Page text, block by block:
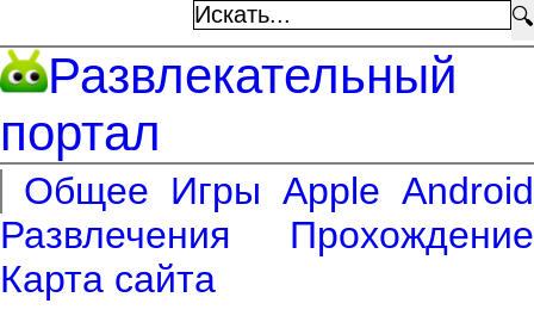
🔍
Развлекательный
портал
Общее Игры Apple Android
Развлечения
Прохождение
Карта сайта